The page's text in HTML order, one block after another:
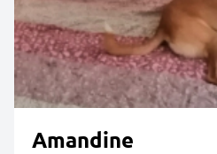
Amandine